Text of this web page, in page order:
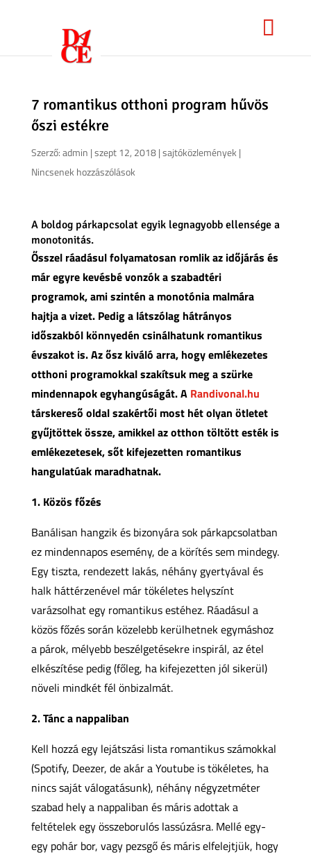
7 romantikus otthoni program hűvös
őszi estékre
Szerző:admin |szept 12, 2018|sajtóközlemények |
Nincsenek hozzászólások
A boldog párkapcsolat egyik legnagyobb ellensége a
monotonitás.
Ősszel ráadásul folyamatosan romlik az időjárás és
már egyre kevésbé vonzók a szabadtéri
programok, ami szintén a monotónia malmára
hajtja a vizet. Pedig a látszólag hátrányos
időszakból könnyedén csinálhatunk romantikus
évszakot is. Az ősz kiváló arra, hogy emlékezetes
otthoni programokkal szakítsuk meg a szürke
mindennapok egyhangúságát. A Randivonal.hu
társkereső oldal szakértői most hét olyan ötletet
gyűjtöttek össze, amikkel az otthon töltött esték is
emlékezetesek, sőt kifejezetten romantikus
hangulatúak maradhatnak.
1. Közös főzés
Banálisan hangzik és bizonyára sok párkapcsolatban
ez mindennapos esemény, de a körítés sem mindegy.
Egy tiszta, rendezett lakás, néhány gyertyával és
halk háttérzenével már tökéletes helyszínt
varázsolhat egy romantikus estéhez. Ráadásul a
közös főzés során közelebb kerülhetnek egymáshoz
a párok, mélyebb beszélgetésekre inspirál, az étel
elkészítése pedig (főleg, ha kifejezetten jól sikerül)
növeli mindkét fél önbizalmát.
2. Tánc a nappaliban
Kell hozzá egy lejátszási lista romantikus számokkal
(Spotify, Deezer, de akár a Youtube is tökéletes, ha
nincs saját válogatásunk), néhány négyzetméter
szabad hely a nappaliban és máris adottak a
feltételek egy összeborulós lassúzásra. Mellé egy-
egy pohár bor, vagy pezsgő és máris elfelejtjük, hogy